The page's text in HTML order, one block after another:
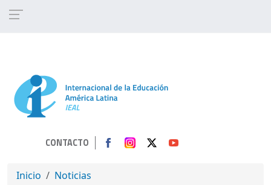
CONTACTO
SOBRESCRIBIR ENLACES DE AYUDA A
Inicio Noticias